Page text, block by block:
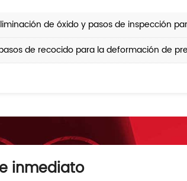
de óxido y pasos de inspección
de recocido para la deformación de
inmediato